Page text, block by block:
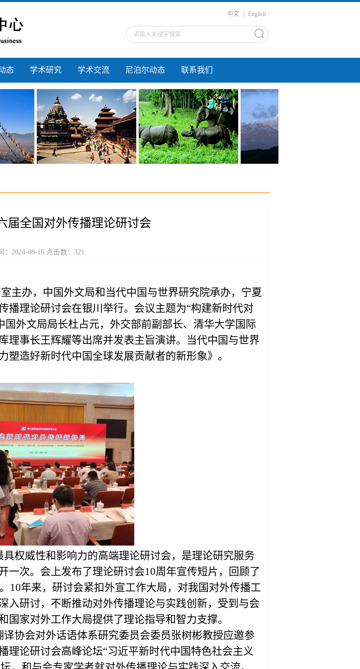
中文 English
态 学术研究 学术交流 尼泊尔动态 联系我们
届全国对外传播理论研讨会
：2024-08-16 点击数： 321
主办，中国外文局和当代中国与世界研究院承办，宁夏
播理论研讨会在银川举行。会议主题为“构建新时代对
外文局局长杜占元，外交部前副部长、清华大学国际
理事长王辉耀等出席并发表主旨演讲。当代中国与世界
造好新时代中国全球发展贡献者的新形象》。
权威性和影响力的高端理论研讨会，是理论研究服务
一次。会上发布了理论研讨会10周年宣传短片，回顾了
10年来，研讨会紧扣外宣工作大局，对我国对外传播工
入研讨，不断推动对外传播理论与实践创新，受到与会
家对外工作大局提供了理论指导和智力支撑。
协会对外话语体系研究委员会委员张树彬教授应邀参
理论研讨会高峰论坛“习近平新时代中国特色社会主义